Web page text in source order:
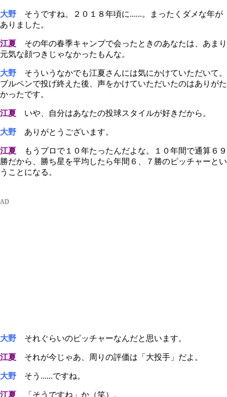
大野 そうですね。２０１８年頃に......。まったくダメな年が
ありました。
江夏 その年の春季キャンプで会ったときのあなたは、あまり
元気な顔つきじゃなかったもんな。
大野 そういうなかでも江夏さんには気にかけていただいて。
ブルペンで投げ終えた後、声をかけていただいたのはありがた
かったです。
江夏 いや、自分はあなたの投球スタイルが好きだから。
大野 ありがとうございます。
江夏 もうプロで１０年たったんだよな。１０年間で通算６９
勝だから、勝ち星を平均したら年間６、７勝のピッチャーとい
うことになる。
大野 それぐらいのピッチャーなんだと思います。
江夏 それが今じゃあ、周りの評価は「大投手」だよ。
大野 そう......ですね。
江夏 「そうですね」か（笑）。